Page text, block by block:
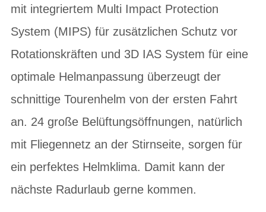
mit integriertem Multi Impact Protection
System (MIPS) für zusätzlichen Schutz vor
Rotationskräften und 3D IAS System für eine
optimale Helmanpassung überzeugt der
schnittige Tourenhelm von der ersten Fahrt
an. 24 große Belüftungsöffnungen, natürlich
mit Fliegennetz an der Stirnseite, sorgen für
ein perfektes Helmklima. Damit kann der
nächste Radurlaub gerne kommen.